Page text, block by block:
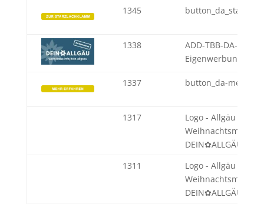
1345
1338
ADD-TBB-DA-
Eigenwerbung
1337 button_da-mehr-
1317
Logo - Allgäu
Weihnachtsmärkte -
DEIN✿ALLGÄU
1311
Logo - Allgäu
Weihnachtsmärkte -
DEIN✿ALLGÄU